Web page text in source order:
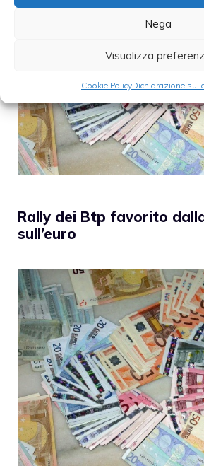
Nega
Visualizza
Cookie PolicyDichiarazione
Rally dei Btp favorito
sull’euro